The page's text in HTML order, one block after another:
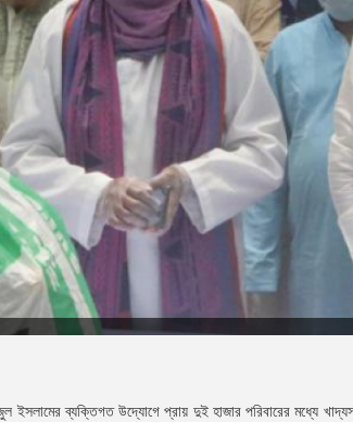
ব্যক্তিগত উদ্যোগে প্রায় দুই হাজার পরিবারের মধ্যে